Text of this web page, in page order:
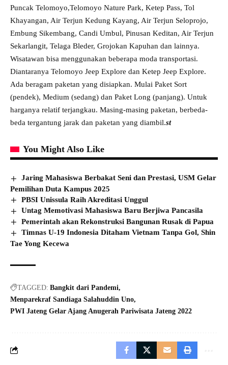
Puncak Telomoyo,Telomoyo Nature Park, Ketep Pass, Tol
Khayangan, Air Terjun Kedung Kayang, Air Terjun Seloprojo,
Embung Sikembang, Candi Umbul, Pinusan Keditan, Air Terjun
Sekarlangit, Telaga Bleder, Grojokan Kapuhan dan lainnya.
Wisatawan bisa menggunakan beberapa moda transportasi.
Diantaranya Telomoyo Jeep Explore dan Ketep Jeep Explore.
Ada beragam paketan yang disiapkan. Mulai Paket Sort
(pendek), Medium (sedang) dan Paket Long (panjang). Untuk
harganya relatif terjangkau. Masing-masing paketan, berbeda-
beda tergantung jarak dan paketan yang diambil.st
You Might Also Like
Jaring Mahasiswa Berbakat Seni dan Prestasi, USM Gelar
Pemilihan Duta Kampus 2025
PBSI Unissula Raih Akreditasi Unggul
Untag Memotivasi Mahasiswa Baru Berjiwa Pancasila
Pemerintah akan Rekonstruksi Bangunan Rusak di Papua
Timnas U-19 Indonesia Ditaham Vietnam Tanpa Gol, Shin
Tae Yong Kecewa
TAGGED: Bangkit dari Pandemi
Menparekraf Sandiaga Salahuddin Uno
PWI Jateng Gelar Ajang Anugerah Pariwisata Jateng 2022